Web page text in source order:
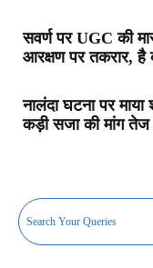
सवर्ण पर UGC की
आरक्षण पर तकरार, है
नालंदा घटना पर
कड़ी सजा की मांग तेज
Search Your Queries